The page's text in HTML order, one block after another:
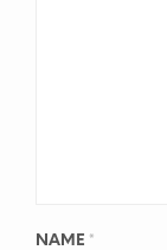
NAME *